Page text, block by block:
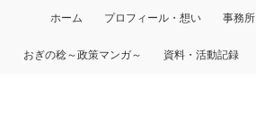
ホーム プロフィール・想い 事務所
おぎの稔～政策マンガ～ 資料・活動記録